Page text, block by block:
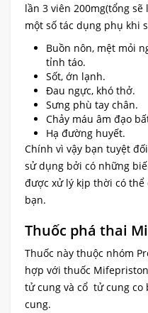
lần 3 viên 200mg(tổng sẽ
một số tác dụng phụ khi
Buồn nôn, mệt mỏi
tỉnh táo.
Sốt, ớn lạnh.
Đau ngực, khó thở.
Sưng phù tay chân.
Chảy máu âm đạo
Hạ đường huyết.
Chính vì vậy bạn tuyệt
sử dụng bởi có những
được xử lý kịp thời có
bạn.
Thuốc phá thai
Thuốc này thuộc nhóm
hợp với thuốc
tử cung và cổ tử cung co
cung.